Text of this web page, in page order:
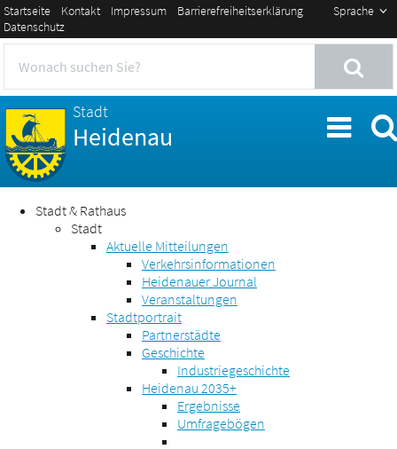
Sprache
Startseite Kontakt Impressum
Barrierefreiheitserklärung
Datenschutz
Stadt
Heidenau
Stadt & Rathaus
Stadt
Aktuelle Mitteilungen
Verkehrsinformationen
Heidenauer Journal
Veranstaltungen
Stadtportrait
Partnerstädte
Geschichte
Industriegeschichte
Heidenau 2035+
Ergebnisse
Umfragebögen